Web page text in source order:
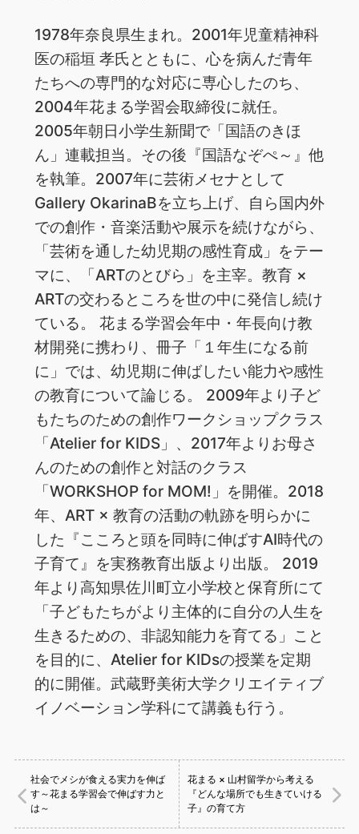
1978年奈良県生まれ。2001年児童精神科
医の稲垣 孝氏とともに、心を病んだ青年
たちへの専門的な対応に専心したのち、
2004年花まる学習会取締役に就任。
2005年朝日小学生新聞で「国語のきほ
ん」連載担当。その後『国語なぞぺ～』他
を執筆。2007年に芸術メセナとして
Gallery OkarinaBを立ち上げ、自ら国内外
での創作・音楽活動や展示を続けながら、
「芸術を通した幼児期の感性育成」をテー
マに、「ARTのとびら」を主宰。教育 ×
ARTの交わるところを世の中に発信し続け
ている。 花まる学習会年中・年長向け教
材開発に携わり、冊子「１年生になる前
に」では、幼児期に伸ばしたい能力や感性
の教育について論じる。 2009年より子ど
もたちのための創作ワークショップクラス
「Atelier for KIDS」、2017年よりお母さ
んのための創作と対話のクラス
「WORKSHOP for MOM!」を開催。2018
年、ART × 教育の活動の軌跡を明らかに
した『こころと頭を同時に伸ばすAI時代の
子育て』を実務教育出版より出版。 2019
年より高知県佐川町立小学校と保育所にて
「子どもたちがより主体的に自分の人生を
生きるための、非認知能力を育てる」こと
を目的に、Atelier for KIDsの授業を定期
的に開催。武蔵野美術大学クリエイティブ
イノベーション学科にて講義も行う。
社会でメシが食える実力を伸ば
す～花まる学習会で伸ばす力と
は～
花まる × 山村留学から考える
『どんな場所でも生きていける
子』の育て方